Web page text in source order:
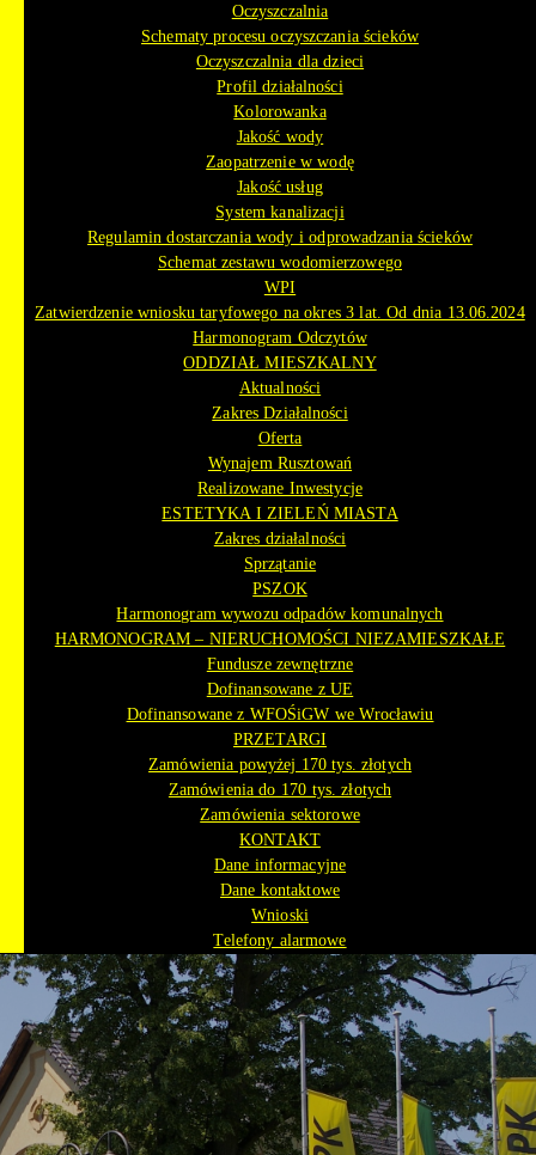
Oczyszczalnia
Schematy procesu oczyszczania ścieków
Oczyszczalnia dla dzieci
Profil działalności
Kolorowanka
Jakość wody
Zaopatrzenie w wodę
Jakość usług
System kanalizacji
Regulamin dostarczania wody i odprowadzania ścieków
Schemat zestawu wodomierzowego
WPI
Zatwierdzenie wniosku taryfowego na okres 3 lat. Od dnia 13.06.2024
Harmonogram Odczytów
ODDZIAŁ MIESZKALNY
Aktualności
Zakres Działalności
Oferta
Wynajem Rusztowań
Realizowane Inwestycje
ESTETYKA I ZIELEŃ MIASTA
Zakres działalności
Sprzątanie
PSZOK
Harmonogram wywozu odpadów komunalnych
HARMONOGRAM – NIERUCHOMOŚCI NIEZAMIESZKAŁE
Fundusze zewnętrzne
Dofinansowane z UE
Dofinansowane z WFOŚiGW we Wrocławiu
PRZETARGI
Zamówienia powyżej 170 tys. złotych
Zamówienia do 170 tys. złotych
Zamówienia sektorowe
KONTAKT
Dane informacyjne
Dane kontaktowe
Wnioski
Telefony alarmowe